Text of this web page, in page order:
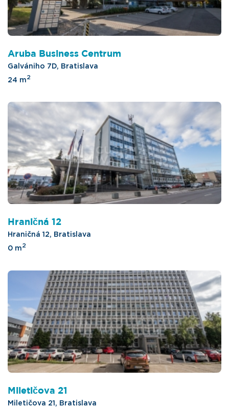
Aruba Business Centrum
Galvániho 7D, Bratislava
24 m2
Hraničná 12
Hraničná 12, Bratislava
0 m2
Miletičova 21
Miletičova 21, Bratislava